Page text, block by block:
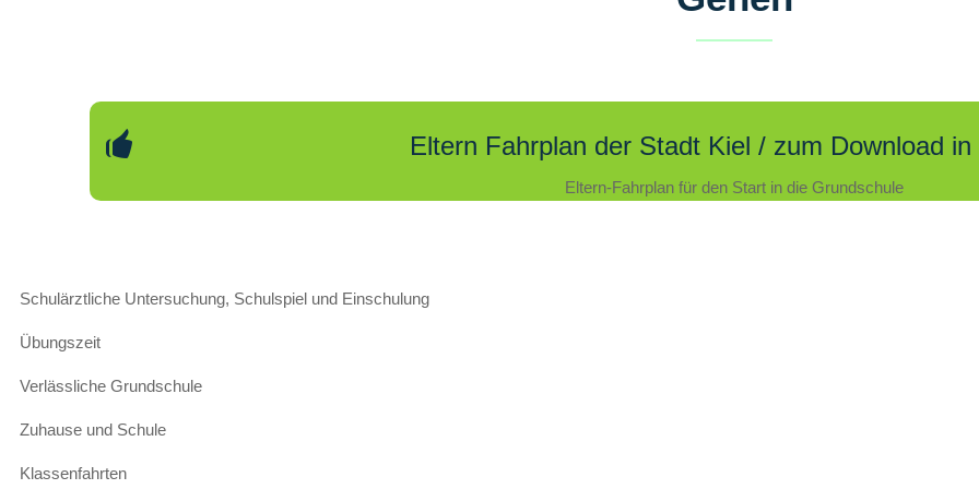
Eltern Fahrplan der Stadt Kiel / zum Download
Eltern-Fahrplan für den Start in die Grundschule
Navigation
Schulärztliche Untersuchung, Schulspiel und Einschulung
Übungszeit
Verlässliche Grundschule
Zuhause und Schule
Klassenfahrten